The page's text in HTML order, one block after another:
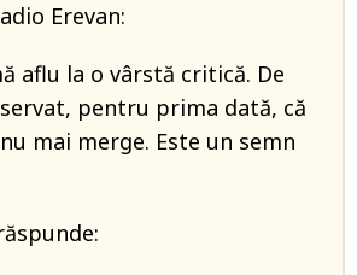
Erevan:
aflu la o vârstă critică. De
pentru prima dată, că
mai merge. Este un semn